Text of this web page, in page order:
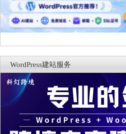
WordPress建站服务